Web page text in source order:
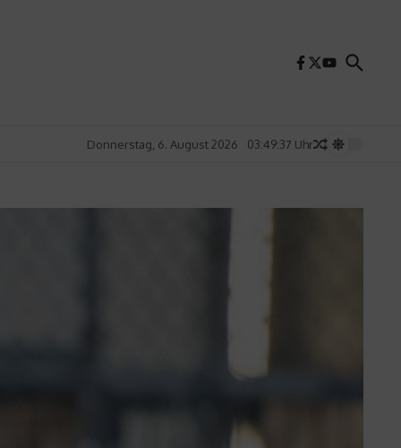
Donnerstag, 6. August 2026 03:49:39 Uhr